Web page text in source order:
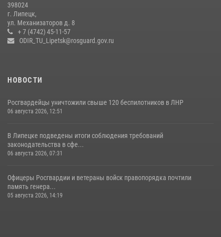
Липецке
17 июля 2026, 12:26 5
398024
г. Липецк,
ул. Механизаторов д. 8
+ 7 (4742) 45-11-57
ODIR_TU_Lipetsk@rosguard.gov.ru
НОВОСТИ
Росгвардейцы уничтожили свыше 120 беспилотников в ЛНР
06 августа 2026, 12:51
В Липецке подведены итоги соблюдения требований
законодательства в сфе...
06 августа 2026, 07:31
Офицеры Росгвардии и ветераны войск правопорядка почтили
память генера...
05 августа 2026, 14:19